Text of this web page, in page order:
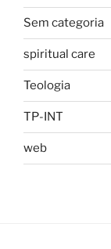
Sem categoria
spiritual care
Teologia
TP-INT
web